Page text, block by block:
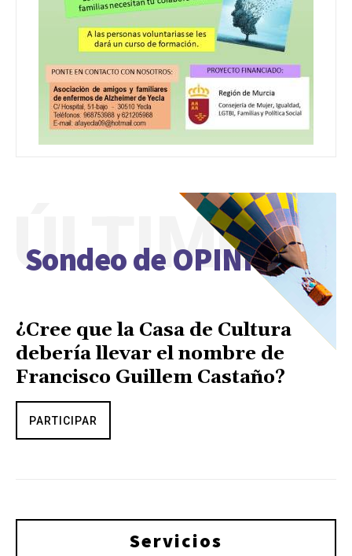
Sondeo de OPINIÓN
ÚLTIMO
¿Cree que la Casa de Cultura
debería llevar el nombre de
Francisco Guillem Castaño?
PARTICIPAR
Servicios